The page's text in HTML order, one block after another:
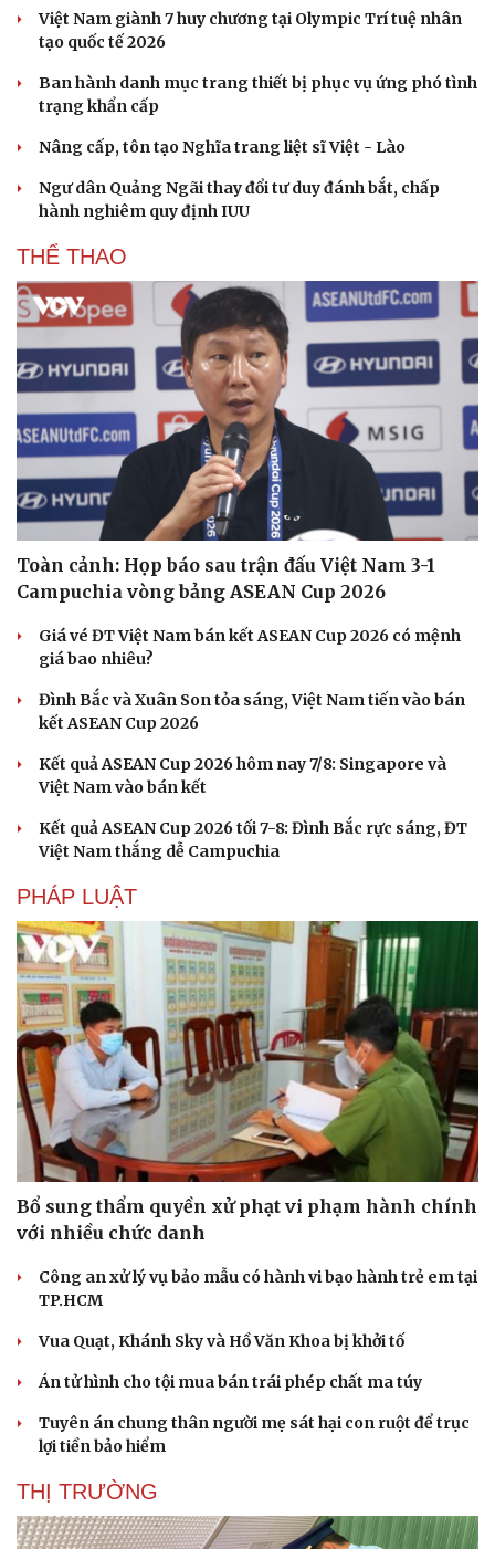
Văn hóa
Sân khấu - Điện ảnh
Văn học
Di sản
Nghệ sĩ
Thời trang
Việt Nam giành 7 huy chương tại Olympic Trí tuệ nhân
tạo quốc tế 2026
Ban hành danh mục trang thiết bị phục vụ ứng phó tình
trạng khẩn cấp
Nâng cấp, tôn tạo Nghĩa trang liệt sĩ Việt - Lào
Ngư dân Quảng Ngãi thay đổi tư duy đánh bắt, chấp
hành nghiêm quy định IUU
THỂ THAO
Toàn cảnh: Họp báo sau trận đấu Việt Nam 3-1
Campuchia vòng bảng ASEAN Cup 2026
Giá vé ĐT Việt Nam bán kết ASEAN Cup 2026 có mệnh
giá bao nhiêu?
Đình Bắc và Xuân Son tỏa sáng, Việt Nam tiến vào bán
kết ASEAN Cup 2026
Kết quả ASEAN Cup 2026 hôm nay 7/8: Singapore và
Việt Nam vào bán kết
Kết quả ASEAN Cup 2026 tối 7-8: Đình Bắc rực sáng, ĐT
Việt Nam thắng dễ Campuchia
PHÁP LUẬT
Bổ sung thẩm quyền xử phạt vi phạm hành chính
với nhiều chức danh
Công an xử lý vụ bảo mẫu có hành vi bạo hành trẻ em tại
TP.HCM
Vua Quạt, Khánh Sky và Hồ Văn Khoa bị khởi tố
Án tử hình cho tội mua bán trái phép chất ma túy
Tuyên án chung thân người mẹ sát hại con ruột để trục
lợi tiền bảo hiểm
THỊ TRƯỜNG